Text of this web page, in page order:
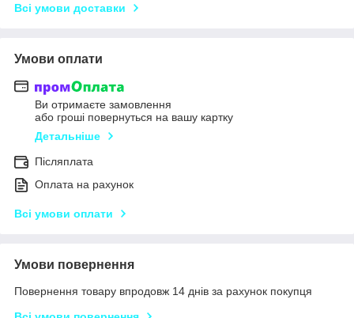
Всі умови доставки
Умови оплати
Ви отримаєте замовлення
або гроші повернуться на вашу картку
Детальніше
Післяплата
Оплата на рахунок
Всі умови оплати
Умови повернення
Повернення товару впродовж 14 днів за рахунок покупця